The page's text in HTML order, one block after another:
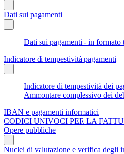
Dati sui pagamenti
Dati sui pagamenti - in formato
Indicatore di tempestività pagamenti
Indicatore di tempestività dei
Ammontare complessivo dei
IBAN e pagamenti informatici
CODICI UNIVOCI PER LA
Opere pubbliche
Nuclei di valutazione e verifica degli